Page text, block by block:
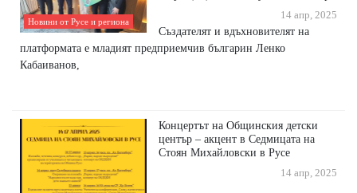
Новини от Русе и региона
14 апр, 2025
Създателят и вдъхновителят на
платформата е младият предприемчив българин Ленко
Кабаиванов,
Концертът на Общинския детски
център – акцент в Седмицата на
Стоян Михайловски в Русе
14 апр, 2025